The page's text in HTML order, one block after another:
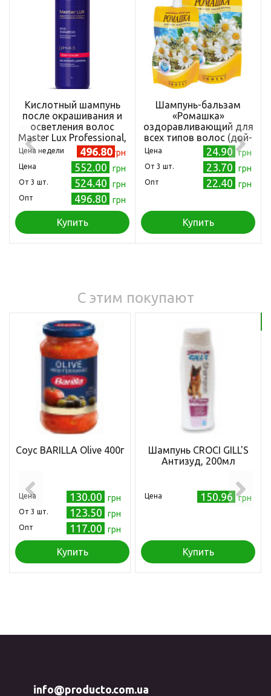
Кислотный шампунь
после окрашивания и
осветления волос
Master Lux Professional,
1000 мл
Цена недели 496.80 грн
Цена 552.00 грн
Oт 3 шт. 524.40 грн
Опт 496.80 грн
Купить
Шампунь-бальзам
«Ромашка»
оздоравливающий для
всех типов волос (дой-
пак) 270 г
(4820058763322)
Цена 24.90 грн
Oт 3 шт. 23.70 грн
Опт 22.40 грн
Купить
С этим покупают
Соус BARILLA Olive 400г
Цена 130.00 грн
Oт 3 шт. 123.50 грн
Опт 117.00 грн
Купить
Шампунь CROCI GILL'S
Антизуд, 200мл
Цена 150.96 грн
Купить
info@producto.com.ua